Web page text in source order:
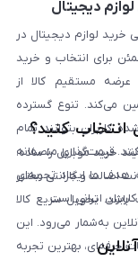
دیجیتال
خرید لوازم دیجیتال در
مطمئن برای انتخاب و خرید
مستقیم کالا از
می‌کند. تنوع گسترده
کاربران بتوانند تمام
قیمت‌گذاری منصفانه
ما ایجاد تجربه‌ای
ایرانی است.
انتخاب کنید؟
خرید موبایل را ساده،
اصالت و گارانتی معتبر
باشد. تحویل سریع کالا
به‌شمار می‌رود. این
حرفه‌ای، بهترین تجربه